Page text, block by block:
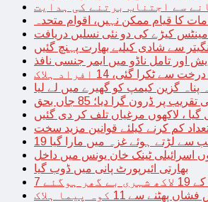
کا قیام ممکن نہیں، اقوام متحدہ
مینٹس کیڑے کی دو نئی نسلیں دریافت
سے شادی کیلیے بھارت پہنچ گئیں
اور تامل ناڈو میں ایمر جنسی نافذ
ٹکرا گئی، 14 افراد ہلاک
پناہ گزین کیمپ کو گھیرے میں لے لیا
ڈرون گرا دیا؛ 85 جاں بحق
گیا ، لاکھوں مرغیاں تلف کر دی گئیں
کم کرنے کیلئے قوانین مزید سخت
سے لڑتے ہوئے غزہ میں مارا گیا
بھارتی ائیرپورٹ پانی میں ڈوب گیا
پھٹنے سے 11 کوہ پیما ہلاک